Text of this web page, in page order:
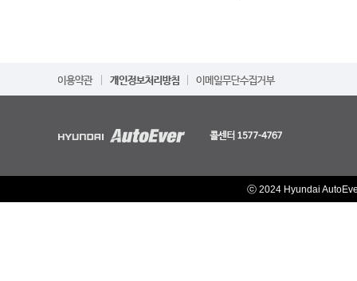
ⓒ 2024 Hyundai